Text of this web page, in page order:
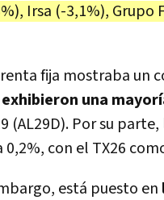
Irsa (-3,1%), Grupo
fija mostraba un
una
(AL29D). Por su
con el TX26
está puesto en